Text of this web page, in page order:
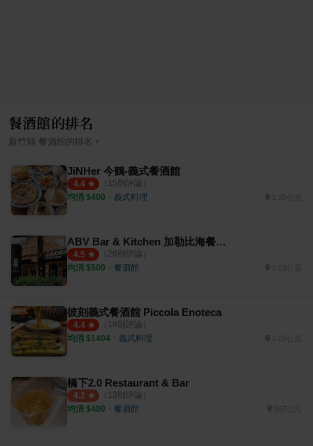
餐酒館的排名
新竹縣 餐酒館 的排名 ›
JiNHer 今鶴-義式餐酒館
4.4 （ 15則評論）
均消 $400 ・ 義式料理 1.25公里
ABV Bar & Kitchen 加勒比海餐酒館 竹北光六旗艦店
4.5 （ 26則評論）
均消 $500 ・ 餐酒館
彼刻義式餐酒館 Piccola Enoteca
4.4 （ 19則評論）
均消 $1404 ・ 義式料理 2.05公里
橋下2.0 Restaurant & Bar
4.2 （ 13則評論）
均消 $400 ・ 餐酒館